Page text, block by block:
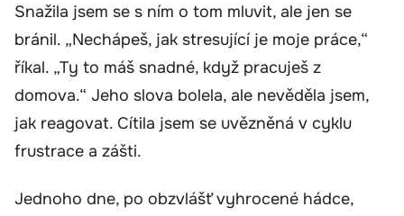
Snažila jsem se s ním o tom mluvit, ale jen se
bránil. „Nechápeš, jak stresující je moje práce,“
říkal. „Ty to máš snadné, když pracuješ z
domova.“ Jeho slova bolela, ale nevěděla jsem,
jak reagovat. Cítila jsem se uvězněná v cyklu
frustrace a zášti.
Jednoho dne, po obzvlášť vyhrocené hádce,